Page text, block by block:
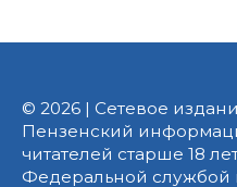
© 2026 | Сетевое
Пензенский
читателей старше 18
Федеральной службой